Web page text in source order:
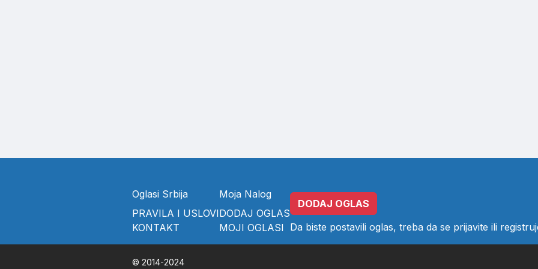
Oglasi Srbija
PRAVILA I USLOVI
KONTAKT
Moja Nalog
DODAJ OGLAS
MOJI OGLASI
DODAJ OGLAS
Da biste postavili oglas, treba da se prijavite ili
© 2014-2024